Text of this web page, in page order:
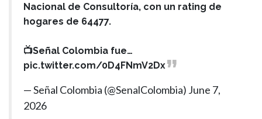
Nacional de Consultoría, con un rating de
hogares de 64477.
📺Señal Colombia fue…
pic.twitter.com/0D4FNmV2Dx
— Señal Colombia (@SenalColombia) June 7,
2026